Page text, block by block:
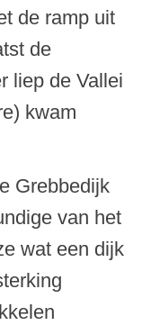
de ramp uit
de
liep de Vallei
kwam
Grebbedijk
van het
wat een dijk